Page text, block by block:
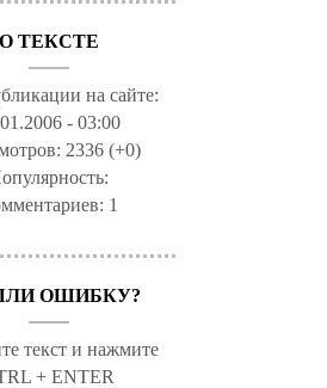
О ТЕКСТЕ
на сайте:
- 03:00
2336 (+0)
1
ОШИБКУ?
текст и нажмите
+ ENTER